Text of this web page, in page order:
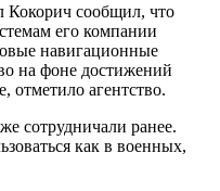
сообщил, что
его компании
навигационные
на фоне достижений
отметило агентство.
сотрудничали ранее.
как в военных,